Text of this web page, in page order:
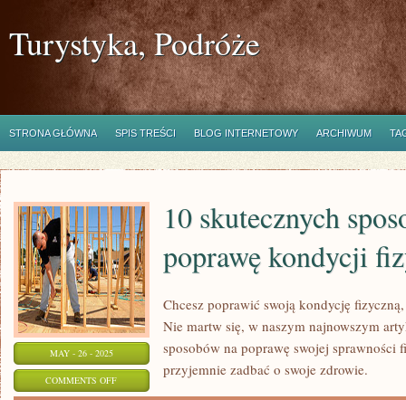
Turystyka, Podróże
STRONA GŁÓWNA SPIS TREŚCI BLOG INTERNETOWY ARCHIWUM
MAY - 26 - 2025
COMMENTS OFFON
10 skutecznych
poprawę kondycji
Chcesz poprawić swoją kondycję
Nie martw się, w naszym najnowszym
sposobów na poprawę swojej sprawności
przyjemnie zadbać o swoje zdrowie.